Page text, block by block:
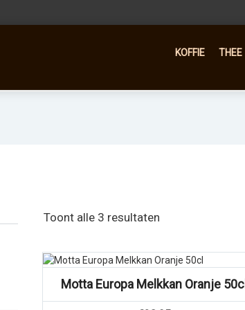
KOFFIE THEE
Toont alle 3 resultaten
Motta Europa Melkkan Oranje 50cl
Vergelijk